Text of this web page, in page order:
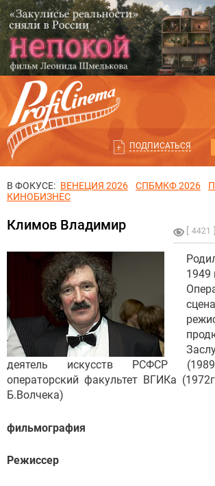
ПОДПИСАТЬСЯ
В ФОКУСЕ: ВЕНЕЦИЯ 2026 СПБМКФ 2026
КИНОБИЗНЕС
4421
Климов Владимир
1949
деятель искусств РСФСР
операторский факультет ВГИКа
Б.Волчека)
фильмография
Режиссер